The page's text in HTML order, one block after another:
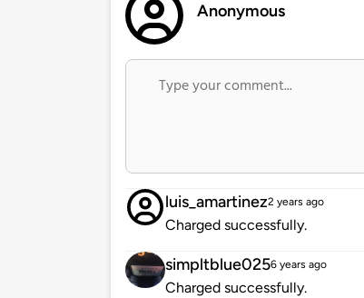
Anonymous
luis_amartinez2 years ago
Charged successfully.
simpltblue0256 years ago
Charged successfully.